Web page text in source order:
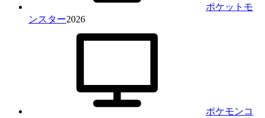
ポケットモ
ンスター2026
ポケモンコ